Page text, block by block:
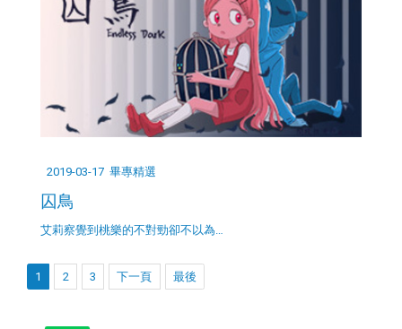
2019-03-17 畢專精選
囚鳥
艾莉察覺到桃樂的不對勁卻不以為…
1 2 3 下一頁 最後